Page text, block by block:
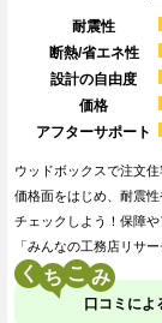
耐震性
断熱/省エネ性
設計の自由度
価格
アフターサポート
ウッドボックスで注文
価格面をはじめ、耐震
チェックしよう！保障
「みんなの工務店リサ
く こ
口コミによ